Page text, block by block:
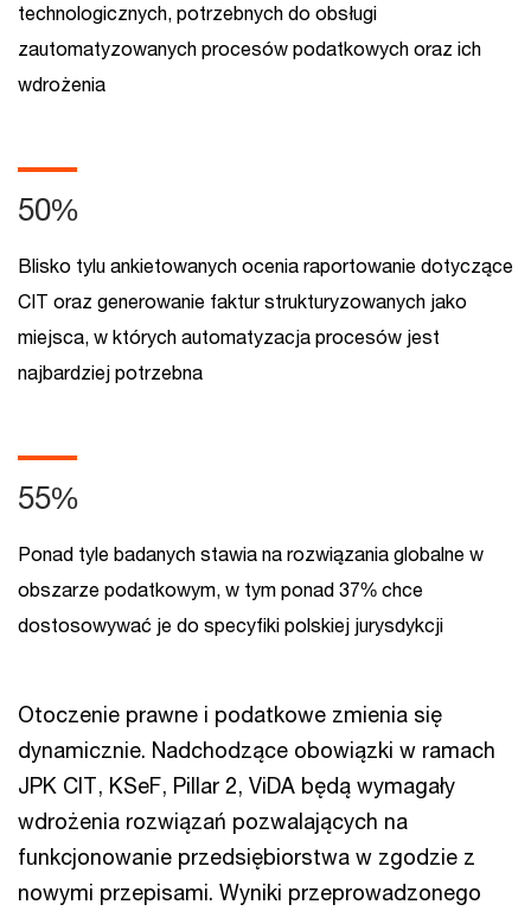
technologicznych, potrzebnych do obsługi
zautomatyzowanych procesów podatkowych oraz ich
wdrożenia
50%
Blisko tylu ankietowanych ocenia raportowanie dotyczące
CIT oraz generowanie faktur strukturyzowanych jako
miejsca, w których automatyzacja procesów jest
najbardziej potrzebna
55%
Ponad tyle badanych stawia na rozwiązania globalne w
obszarze podatkowym, w tym ponad 37% chce
dostosowywać je do specyfiki polskiej jurysdykcji
Otoczenie prawne i podatkowe zmienia się
dynamicznie. Nadchodzące obowiązki w ramach
JPK CIT, KSeF, Pillar 2, ViDA będą wymagały
wdrożenia rozwiązań pozwalających na
funkcjonowanie przedsiębiorstwa w zgodzie z
nowymi przepisami. Wyniki przeprowadzonego